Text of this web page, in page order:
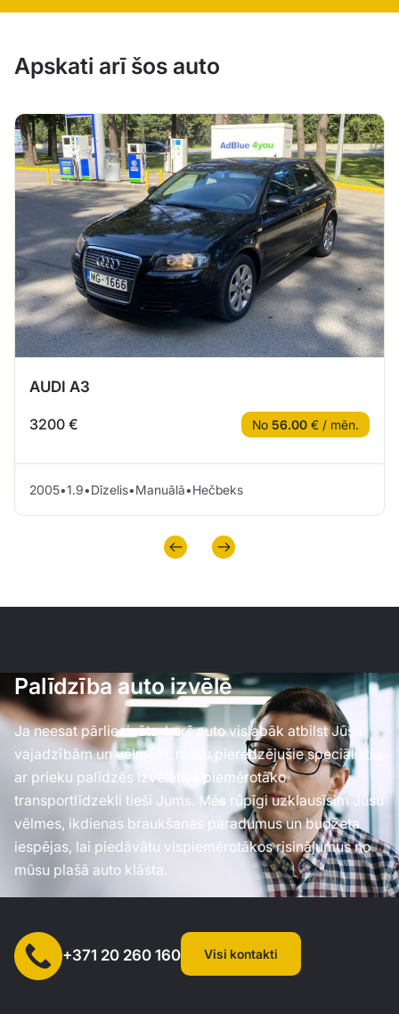
Apskati arī šos auto
AUDI A3
3200 € No 56.00 € / mēn.
2005•1.9•Dīzelis•Manuālā•Hečbeks
Palīdzība auto izvēlē
Ja neesat pārliecināts, kurš auto vislabāk atbilst Jūsu
vajadzībām un vēlmēm, mūsu pieredzējušie speciālisti
ar prieku palīdzēs izvēlēties piemērotāko
transportlīdzekli tieši Jums. Mēs rūpīgi uzklausīsim Jūsu
vēlmes, ikdienas braukšanas paradumus un budžeta
iespējas, lai piedāvātu vispiemērotākos risinājumus no
mūsu plašā auto klāsta.
+371 20 260 160 Visi kontakti